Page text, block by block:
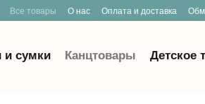
Все товары О нас Оплата и доставка
и сумки Канцтовары Детское